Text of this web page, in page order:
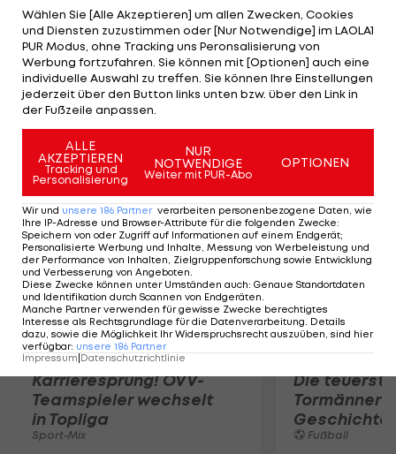
auswärts mit 1:3 (22,-23,-19,-17) geschlagen geben.
Am Sonntag (17 Uhr) folgt das zweite
Kräftemessen mit der Türkei. Österreich liegt nach
drei Niederlagen auf dem letzten Platz der
Gruppe B. Im Parallelspiel schlägt Leader
Mazedonien Dänemark zu Hause mit 3:0.
Mehr zum Thema
Karrieresprung! ÖVV-
Teamspieler wechselt
in Topliga
Sport-Mix
Die
Tormänner
Geschichte
Fußball
Wählen Sie [Alle Akzeptieren] um allen Zwecken, Cookies
und Diensten zuzustimmen oder [Nur Notwendige] im LAOLA1
PUR Modus, ohne Tracking uns Peronsalisierung von
Werbung fortzufahren. Sie können mit [Optionen] auch eine
individuelle Auswahl zu treffen. Sie können Ihre Einstellungen
jederzeit über den Button links unten bzw. über den Link in
der Fußzeile anpassen.
ALLE
AKZEPTIEREN
Tracking und
Personalisierung
NUR
NOTWENDIGE
Weiter mit PUR-Abo
OPTIONEN
Wir und unsere 186 Partner verarbeiten personenbezogene Daten, wie
Ihre IP-Adresse und Browser-Attribute für die folgenden Zwecke:
Speichern von oder Zugriff auf Informationen auf einem Endgerät;
Personalisierte Werbung und Inhalte, Messung von Werbeleistung und
der Performance von Inhalten, Zielgruppenforschung sowie Entwicklung
und Verbesserung von Angeboten.
Diese Zwecke können unter Umständen auch: Genaue Standortdaten
und Identifikation durch Scannen von Endgeräten.
Manche Partner verwenden für gewisse Zwecke berechtigtes
Interesse als Rechtsgrundlage für die Datenverarbeitung. Details
dazu, sowie die Möglichkeit Ihr Widerspruchsrecht auszuüben, sind hier
verfügbar: unsere 186 Partner
Impressum Datenschutzrichtlinie